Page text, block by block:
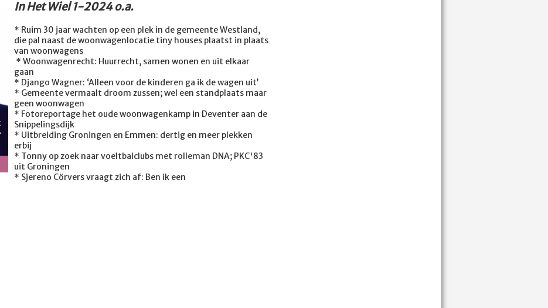
In Het Wiel 1-2024 o.a.
* Ruim 30 jaar wachten op een plek in de gemeente Westland,
die pal naast de woonwagenlocatie tiny houses plaatst in plaats
van woonwagens
* Woonwagenrecht: Huurrecht, samen wonen en uit elkaar
gaan
* Django Wagner: ‘Alleen voor de kinderen ga ik de wagen uit’
* Gemeente vermaalt droom zussen; wel een standplaats maar
geen woonwagen
* Fotoreportage het oude woonwagenkamp in Deventer aan de
Snippelingsdijk
* Uitbreiding Groningen en Emmen: dertig en meer plekken
erbij
* Tonny op zoek naar voeltbalclubs met rolleman DNA; PKC'83
uit Groningen
* Sjereno Cörvers vraagt zich af: Ben ik een